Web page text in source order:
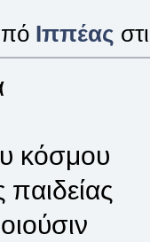
Ιππέας
κόσμου
παιδείας